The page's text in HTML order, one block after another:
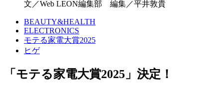
文／Web LEON編集部 編集／平井敦貴
BEAUTY&HEALTH
ELECTRONICS
モテる家電大賞2025
ヒゲ
「モテる家電大賞2025」決定！